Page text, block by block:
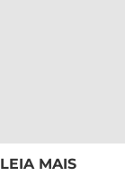
LEIA MAIS